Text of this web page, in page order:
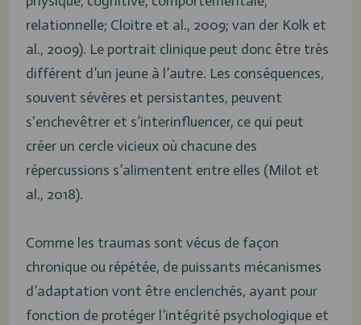
relationnelle; Cloitre et al., 2009; van der Kolk et
al., 2009). Le portrait clinique peut donc être très
différent d’un jeune à l’autre. Les conséquences,
souvent sévères et persistantes, peuvent
s'enchevêtrer et s’interinfluencer, ce qui peut
créer un cercle vicieux où chacune des
répercussions s’alimentent entre elles (Milot et
al., 2018).
Comme les traumas sont vécus de façon
chronique ou répétée, de puissants mécanismes
d’adaptation vont être enclenchés, ayant pour
fonction de protéger l’intégrité psychologique et